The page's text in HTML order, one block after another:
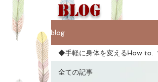
Blog
blog
全ての記事
◆手軽に身体を変えるHow to.